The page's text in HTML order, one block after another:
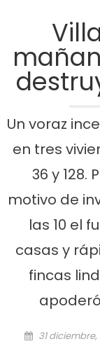
Un voraz
en tres
36 y 128.
motivo de
las 10 el
casas y
fincas
Posted on
31 diciembre,